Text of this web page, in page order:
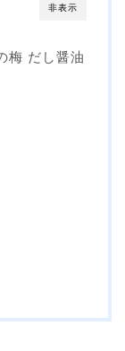
非表示
梅 だし醤油